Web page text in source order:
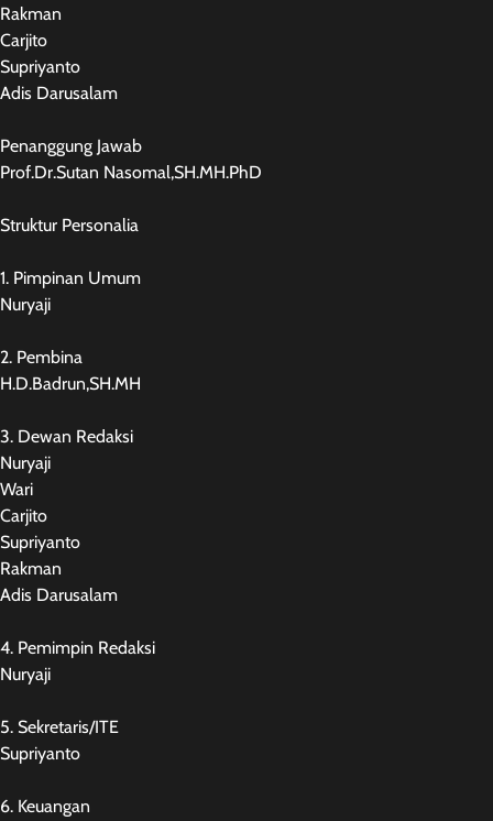
Rakman
Carjito
Supriyanto
Adis Darusalam
Penanggung Jawab
Prof.Dr.Sutan Nasomal,SH.MH.PhD
Struktur Personalia
1. Pimpinan Umum
Nuryaji
2. Pembina
H.D.Badrun,SH.MH
3. Dewan Redaksi
Nuryaji
Wari
Carjito
Supriyanto
Rakman
Adis Darusalam
4. Pemimpin Redaksi
Nuryaji
5. Sekretaris/ITE
Supriyanto
6. Keuangan